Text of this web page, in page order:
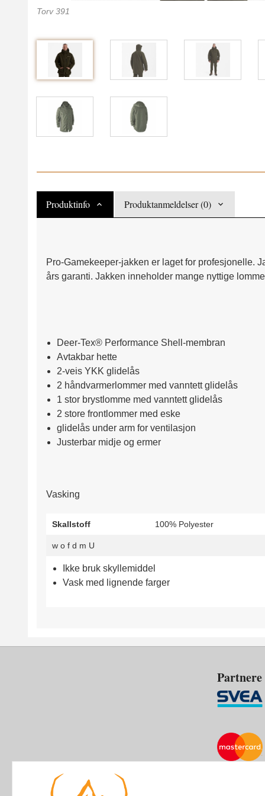
Torv 391
Produktinfo Produktanmeldelser (0)
Pro-Gamekeeper-jakken er laget for profesjonelle.
års garanti. Jakken inneholder mange nyttige
Deer-Tex® Performance Shell-membran
Avtakbar hette
2-veis YKK glidelås
2 håndvarmerlommer med vanntett glidelås
1 stor brystlomme med vanntett glidelås
2 store frontlommer med eske
glidelås under arm for ventilasjon
Justerbar midje og ermer
Vasking
Skallstoff 100% Polyester
w o f d m U
Ikke bruk skyllemiddel
Vask med lignende farger
Partnere